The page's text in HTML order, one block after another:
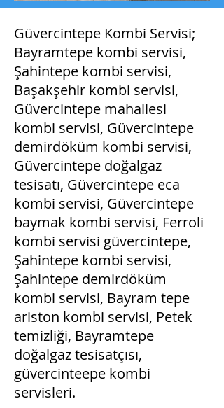
Güvercintepe Kombi Servisi;
Bayramtepe kombi servisi,
Şahintepe kombi servisi,
Başakşehir kombi servisi,
Güvercintepe mahallesi
kombi servisi, Güvercintepe
demirdöküm kombi servisi,
Güvercintepe doğalgaz
tesisatı, Güvercintepe eca
kombi servisi, Güvercintepe
baymak kombi servisi, Ferroli
kombi servisi güvercintepe,
Şahintepe kombi servisi,
Şahintepe demirdöküm
kombi servisi, Bayram tepe
ariston kombi servisi, Petek
temizliği, Bayramtepe
doğalgaz tesisatçısı,
güvercinteepe kombi
servisleri.